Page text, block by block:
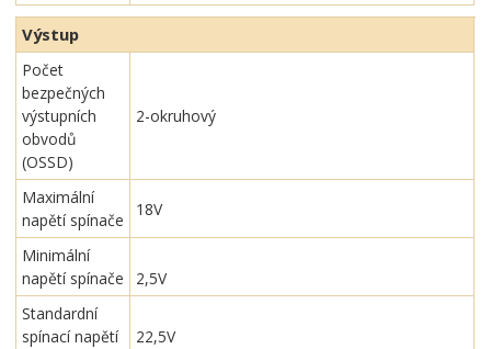
Výstup
Počet
bezpečných
výstupních
obvodů
(OSSD)
2-okruhový
Maximální
napětí spínače
18V
Minimální
napětí spínače
2,5V
Standardní
spínací napětí
22,5V